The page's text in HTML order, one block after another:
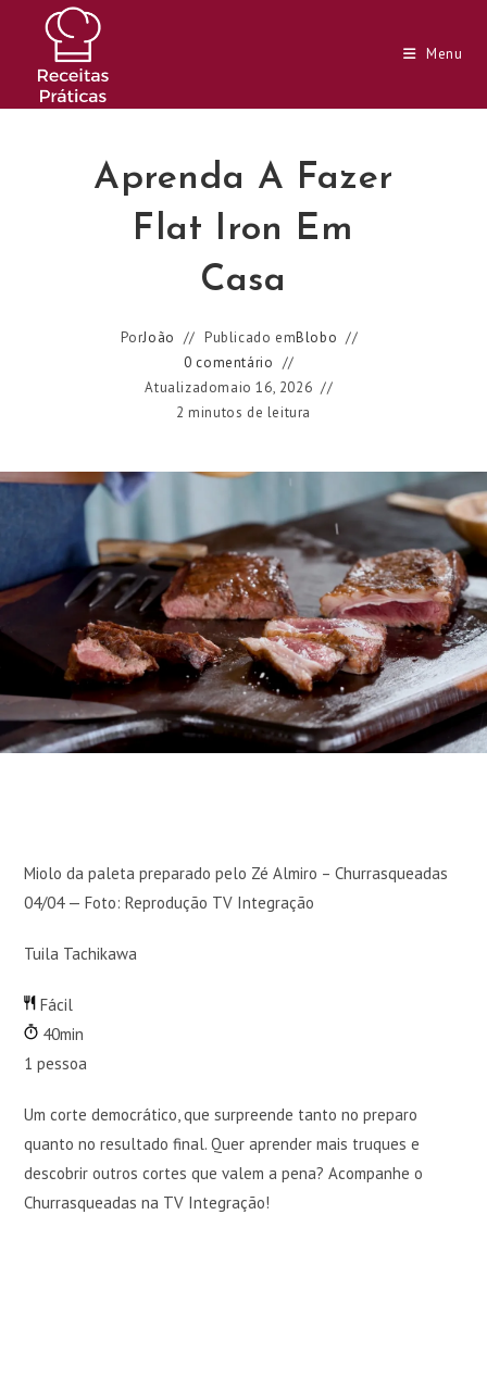
conteúdo
Menu
Aprenda A Fazer
Flat Iron Em
Casa
PorJoão Publicado emBlobo
0 comentário
Atualizadomaio 16, 2026
2 minutos de leitura
Miolo da paleta preparado pelo Zé Almiro – Churrasqueadas
04/04 — Foto: Reprodução TV Integração
Tuila Tachikawa
Fácil
40min
1 pessoa
Um corte democrático, que surpreende tanto no preparo
quanto no resultado final. Quer aprender mais truques e
descobrir outros cortes que valem a pena? Acompanhe o
Churrasqueadas na TV Integração!